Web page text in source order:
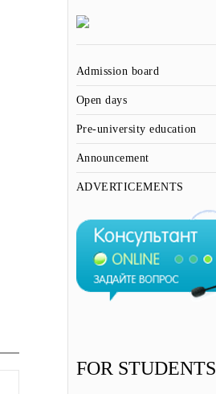
Admission board
Open days
Pre-university education
Announcement
ADVERTICEMENTS
FOR STUDENTS